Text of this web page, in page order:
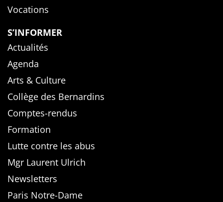
Vocations
S’INFORMER
Actualités
Agenda
Arts & Culture
Collège des Bernardins
Comptes-rendus
Formation
Lutte contre les abus
Mgr Laurent Ulrich
Newsletters
Paris Notre-Dame